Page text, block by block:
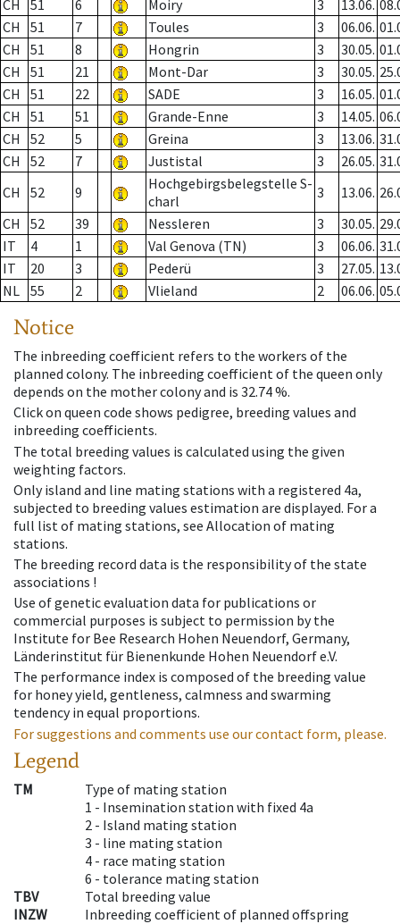
CH 51 6 Moiry 3 13.06.
CH
51 7 Toules 3 06.06.
CH
51 8 Hongrin 3 30.05.
CH
51 21 Mont-Dar 3 30.05.
CH
51 22 SADE 3 16.05.
CH
51 51 Grande-Enne 3 14.05.
CH
52 5 Greina 3 13.06.
CH
52 7 Justistal 3 26.05.
CH
52 9
Hochgebirgsbelegstelle S-
charl
3 13.06.
CH
52 39 Nessleren 3 30.05.
IT
4 1 Val Genova (TN) 3 06.06.
IT
20 3 Pederü 3 27.05.
NL 55 2 Vlieland 2 06.06.
Notice
The inbreeding coefficient refers to the workers of the
planned colony. The inbreeding coefficient of the queen only
depends on the mother colony and is 32.74 %.
Click on queen code shows pedigree, breeding values and
inbreeding coefficients.
The total breeding values is calculated using the given
weighting factors.
Only island and line mating stations with a registered 4a,
subjected to breeding values estimation are displayed. For a
full list of mating stations, see Allocation of mating
stations.
The breeding record data is the responsibility of the state
associations !
Use of genetic evaluation data for publications or
commercial purposes is subject to permission by the
Institute for Bee Research Hohen Neuendorf, Germany,
Länderinstitut für Bienenkunde Hohen Neuendorf e.V.
The performance index is composed of the breeding value
for honey yield, gentleness, calmness and swarming
tendency in equal proportions.
For suggestions and comments use our contact form, please.
Legend
TM
Type of mating station
1 - Insemination station with fixed 4a
2 - Island mating station
3 - line mating station
4 - race mating station
6 - tolerance mating station
TBV
Total breeding value
INZW
Inbreeding coefficient of planned offspring